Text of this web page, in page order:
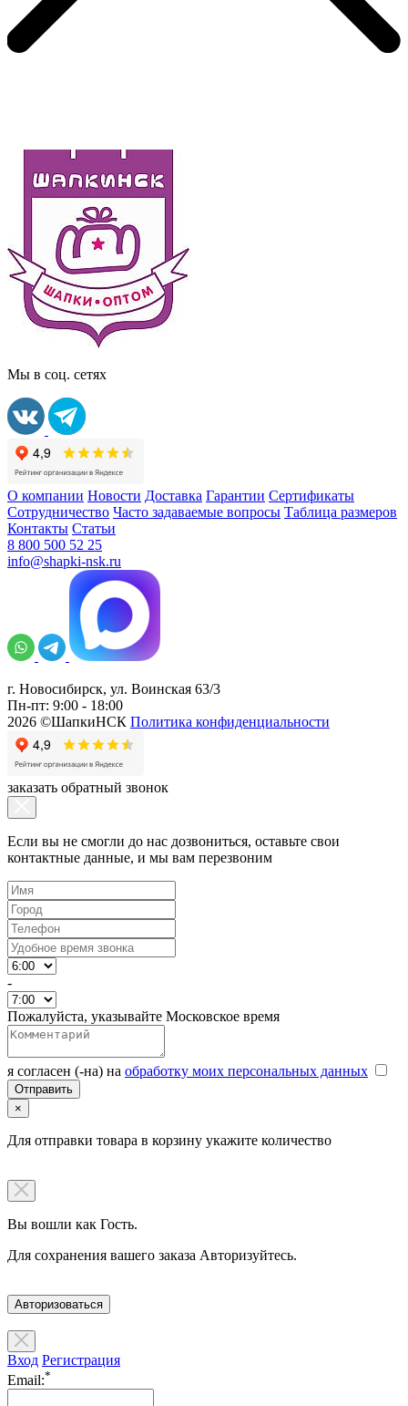
Мы в соц. сетях
О компании Новости Доставка Гарантии Сертификаты
Сотрудничество Часто задаваемые вопросы Таблица размеров
Контакты Статьи
8 800 500 52 25
info@shapki-nsk.ru
г. Новосибирск, ул. Воинская 63/3
Пн-пт: 9:00 - 18:00
2026 ©ШапкиНСК Политика конфиденциальности
заказать обратный звонок
Если вы не смогли до нас дозвониться, оставьте свои
контактные данные, и мы вам перезвоним
-
Пожалуйста, указывайте Московское время
я согласен (-на) на обработку моих персональных данных
×
Для отправки товара в корзину укажите количество
Вы вошли как Гость.
Для сохранения вашего заказа Авторизуйтесь.
Авторизоваться
Вход Регистрация
Email:*